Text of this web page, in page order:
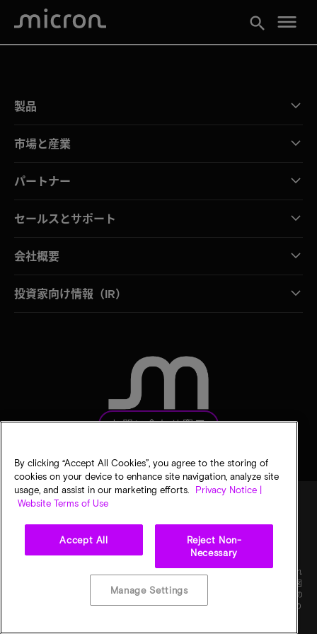
search menu
製品
市場と産業
パートナー
セールスとサポート
会社概要
投資家向け情報（IR）
お問い合わせ窓口
マイクロンのプライバシー通知 販売条件
Micron Technology, Inc. All rights reserved. 情報、製品、仕様は予告なく変更され
ることがあります。すべての情報は何らの保証なく「現状有姿」の状態で提供されます。図
画の縮尺は正確ではありません。マイクロン、マイクロンのロゴ、およびその他のすべての
マイクロンの商標はMicron Technology, Inc.に帰属します。他のすべての商標はそれぞれの
By clicking “Accept All Cookies”, you agree to the storing of
cookies on your device to enhance site navigation, analyze site
usage, and assist in our marketing efforts.
Privacy Notice |
Website Terms of Use
Accept All
Reject Non-
Necessary
Manage Settings